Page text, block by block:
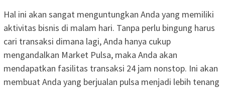
Hal ini akan sangat menguntungkan Anda yang memiliki
aktivitas bisnis di malam hari. Tanpa perlu bingung harus
cari transaksi dimana lagi, Anda hanya cukup
mengandalkan Market Pulsa, maka Anda akan
mendapatkan fasilitas transaksi 24 jam nonstop. Ini akan
membuat Anda yang berjualan pulsa menjadi lebih tenang